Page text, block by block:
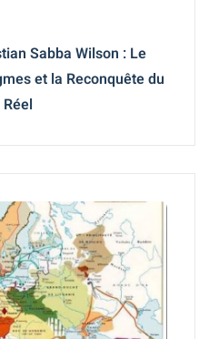
Sabba Wilson : Le
et la Reconquête du
Réel